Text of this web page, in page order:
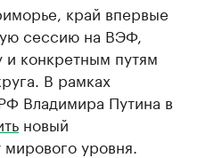
край впервые
сессию на ВЭФ,
и конкретным путям
В рамках
Владимира Путина в
новый
уровня.